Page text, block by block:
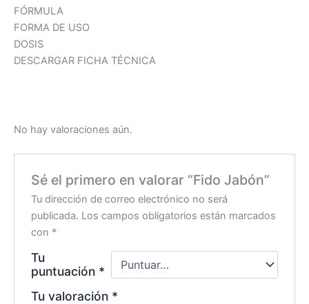
FÓRMULA
FORMA DE USO
DOSIS
DESCARGAR FICHA TÉCNICA
No hay valoraciones aún.
Sé el primero en valorar “Fido Jabón”
Tu dirección de correo electrónico no será
publicada. Los campos obligatorios están marcados
con *
Tu
puntuación *
Tu valoración *